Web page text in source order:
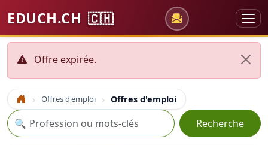
EDUCH.CH 🇨🇭
Offre expirée.
Accueil Offres d'emploi Offres d'emploi
Recherche
🔍 Recherche